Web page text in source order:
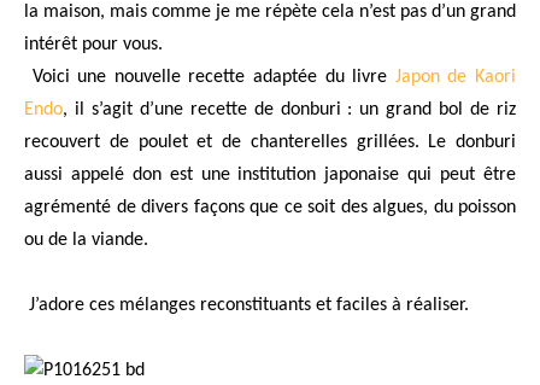
la maison, mais comme je me répète cela n’est pas d’un grand
intérêt pour vous.
Voici une nouvelle recette adaptée du livre Japon de Kaori
Endo, il s’agit d’une recette de donburi : un grand bol de riz
recouvert de poulet et de chanterelles grillées. Le donburi
aussi appelé don est une institution japonaise qui peut être
agrémenté de divers façons que ce soit des algues, du poisson
ou de la viande.
J’adore ces mélanges reconstituants et faciles à réaliser.